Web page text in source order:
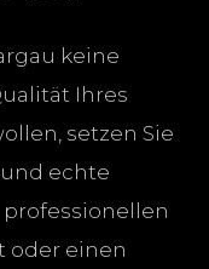
keine
Ihres
setzen Sie
echte
oder einen